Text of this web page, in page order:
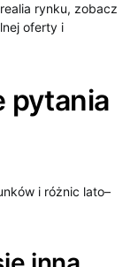
rynku, zobacz
oferty i
pytania
i różnic lato–